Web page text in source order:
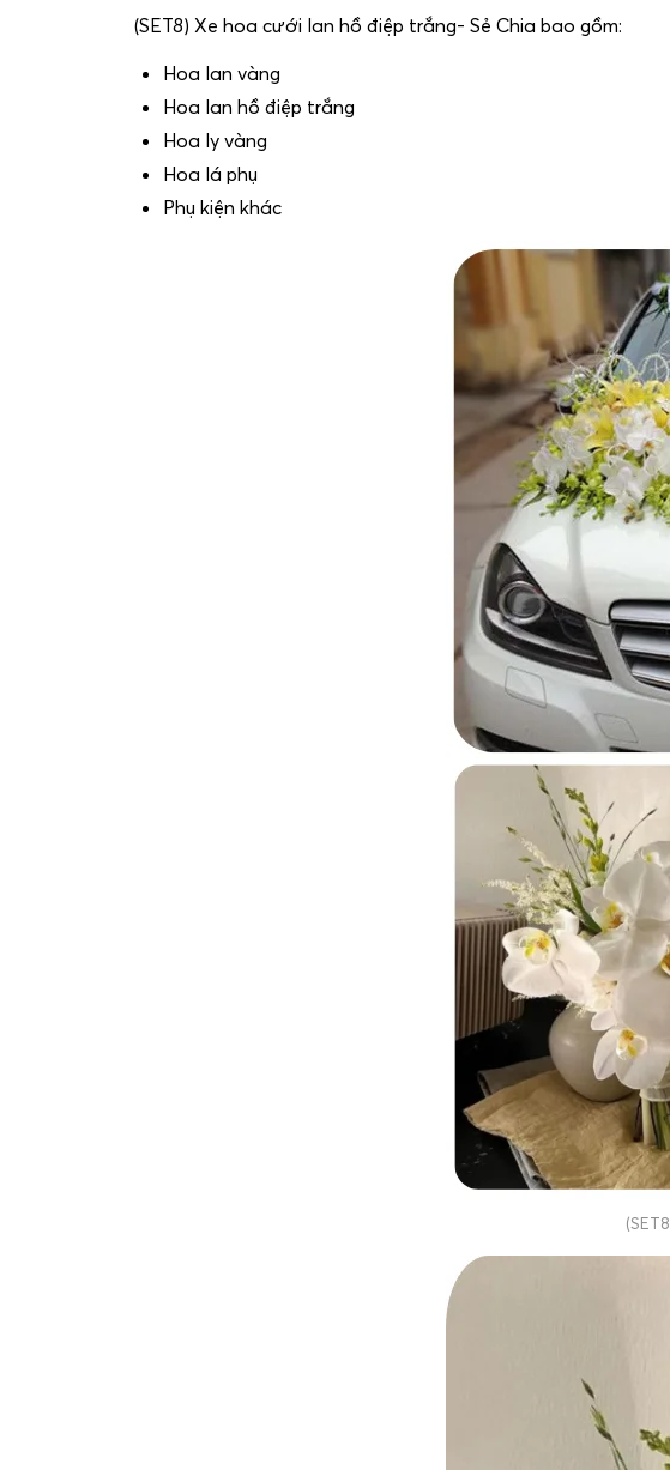
(SET8) Xe hoa cưới lan hồ điệp trắng- Sẻ Chia bao gồm:
Hoa lan vàng
Hoa lan hồ điệp trắng
Hoa ly vàng
Hoa lá phụ
Phụ kiện khác